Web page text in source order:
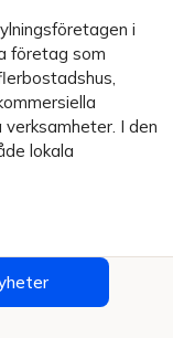
i
företag som
I den
lokala